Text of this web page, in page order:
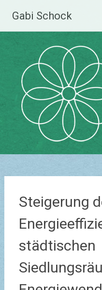
Inhalt
springen
Gabi Schock
Steigerung
städtischen